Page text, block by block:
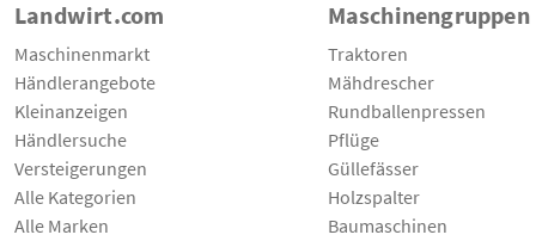
Landwirt.com
Maschinenmarkt
Händlerangebote
Kleinanzeigen
Händlersuche
Versteigerungen
Alle Kategorien
Alle Marken
Maschinengruppen
Traktoren
Mähdrescher
Rundballenpressen
Pflüge
Güllefässer
Holzspalter
Baumaschinen